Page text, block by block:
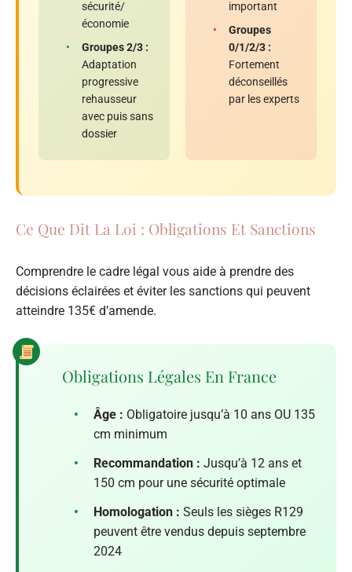
sécurité/
économie
•
Groupes 2/3 :
Adaptation
progressive
rehausseur
avec puis sans
dossier
important
•
Groupes
0/1/2/3 :
Fortement
déconseillés
par les experts
Ce Que Dit La Loi : Obligations Et Sanctions
Comprendre le cadre légal vous aide à prendre des
décisions éclairées et éviter les sanctions qui peuvent
atteindre 135€ d’amende.
Obligations Légales En France
• Âge : Obligatoire jusqu’à 10 ans OU 135
cm minimum
•
Recommandation : Jusqu’à 12 ans et
150 cm pour une sécurité optimale
•
Homologation : Seuls les sièges R129
peuvent être vendus depuis septembre
2024